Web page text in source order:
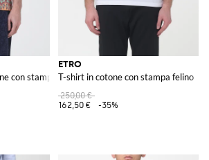
con stampa Paisley
ETRO
T-shirt in cotone con stampa felino
250,00 €
162,50 €
-35%